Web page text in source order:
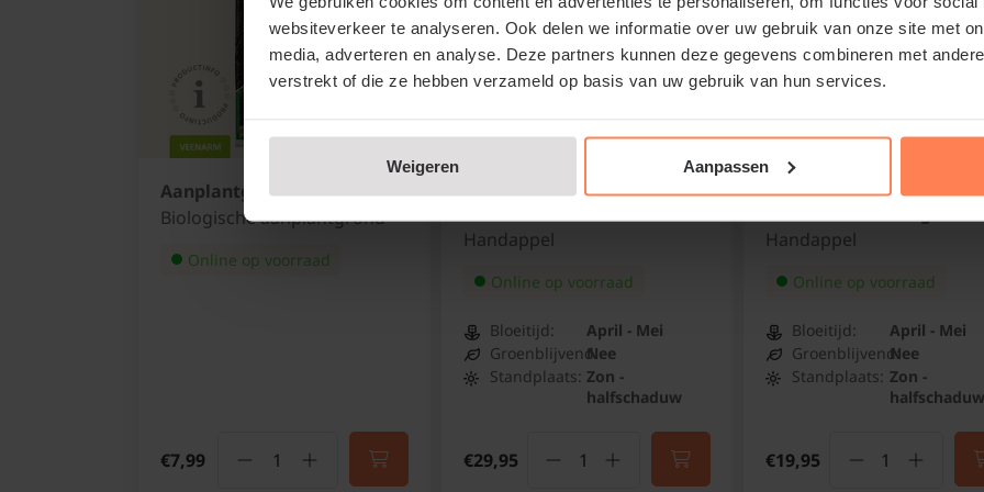
websiteverkeer te analyseren. Ook delen we informatie over uw gebruik van onze site met
media, adverteren en analyse. Deze partners kunnen deze gegevens combineren met
verstrekt of die ze hebben verzameld op basis van uw gebruik van hun services.
Weigeren Aanpassen
uitgroeien tot
wintermaanden te
Bomen van
kan omdat we al
herfst, winter, lente
aangroeigarantie!
Aanplantgrond - 40 liter
Biologische aanplantgrond
Online op voorraad
€7,99
Malus domestica 'James
Handappel
Online op voorraad
Bloeitijd:
April - Mei
Groenblijvend:Nee
Standplaats: Zon -
halfschaduw
€29,95
Malus domestica
Handappel
Online op voorraad
Bloeitijd:
April - Mei
Groenblijvend:Nee
Standplaats: Zon -
halfschaduw
€19,95